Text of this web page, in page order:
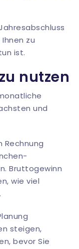
zu
ist.
nutzen
und
Rechnung
Bruttogewinn
wie viel
steigen,
bevor Sie